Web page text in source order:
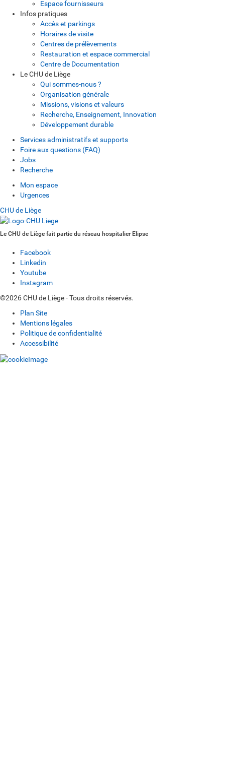
Espace fournisseurs
Infos pratiques
Accès et parkings
Horaires de visite
Centres de prélèvements
Restauration et espace commercial
Centre de Documentation
Le CHU de Liège
Qui sommes-nous ?
Organisation générale
Missions, visions et valeurs
Recherche, Enseignement, Innovation
Développement durable
Services administratifs et supports
Foire aux questions (FAQ)
Jobs
Recherche
Mon espace
Urgences
CHU de Liège
Le CHU de Liège fait partie du réseau hospitalier Elipse
Facebook
Linkedin
Youtube
Instagram
©2026 CHU de Liège - Tous droits réservés.
Plan Site
Mentions légales
Politique de confidentialité
Accessibilité